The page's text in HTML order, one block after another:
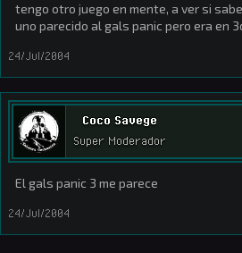
tengo otro juego en mente, a ver si
uno parecido al gals panic pero era en
24/Jul/2004
Coco Savege
Super Moderador
El gals panic 3 me parece
24/Jul/2004